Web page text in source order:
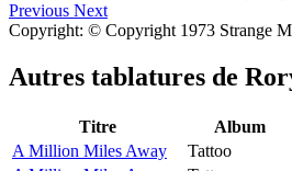
Previous Next
Copyright: © Copyright 1973 Strange
Autres tablatures de
Titre Album
A Million Miles Away
Tattoo